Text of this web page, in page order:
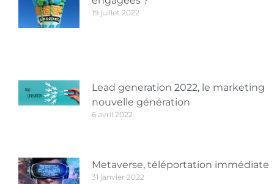
19 juillet 2022
Lead generation 2022, le marketing
nouvelle génération
6 avril 2022
Metaverse, téléportation immédiate
31 janvier 2022